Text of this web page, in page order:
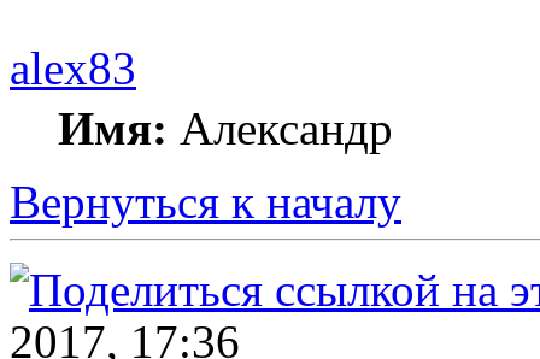
alex83
Имя: Александр
Вернуться к началу
2017, 17:36